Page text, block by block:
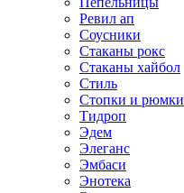
Ревил ап
Соусники
Стаканы рокс
Стаканы хайбол
Стиль
Стопки и рюмки
Тидроп
Эдем
Элеганс
Эмбаси
Энотека